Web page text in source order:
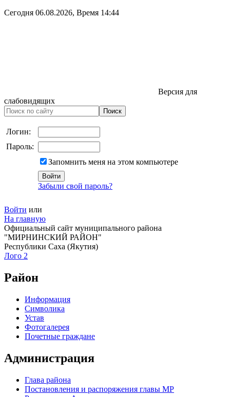
Сегодня 06.08.2026, Время 14:44
Версия для
слабовидящих
Логин:
Пароль:
Запомнить меня на этом компьютере
Забыли свой пароль?
Войти или
На главную
Официальный сайт муниципального района
"МИРНИНСКИЙ РАЙОН"
Республики Саха (Якутия)
Лого 2
Район
Информация
Символика
Устав
Фотогалерея
Почетные граждане
Администрация
Глава района
Постановления и распоряжения главы МР